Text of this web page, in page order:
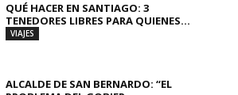
QUÉ HACER EN SANTIAGO: 3
TENEDORES LIBRES PARA QUIENES...
VIAJES
ALCALDE DE SAN BERNARDO: “EL